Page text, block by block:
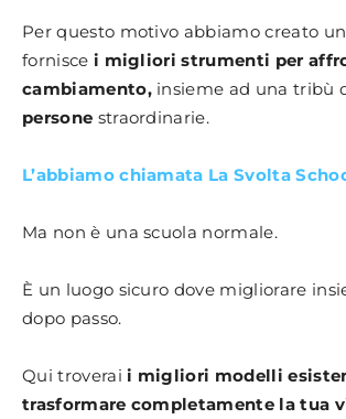
Per questo motivo abbiamo creato
fornisce i migliori strumenti per
cambiamento,insieme ad una tribù
persone straordinarie.
L’abbiamo chiamata La Svolta
Ma non è una scuola normale.
È un luogo sicuro dove migliorare
dopo passo.
Qui troveraii migliori modelli
trasformare completamente la tua